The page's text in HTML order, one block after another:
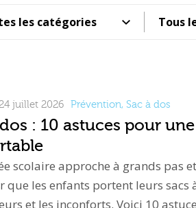
juillet 2026 Prévention, Sac à dos
: 10 astuces pour
scolaire approche à grands pas
que les enfants portent leurs sacs
et les inconforts. Voici 10